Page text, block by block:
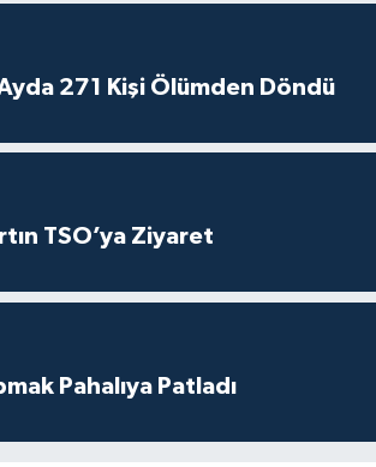
271 Kişi Ölümden Döndü
TSO’ya Ziyaret
Pahalıya Patladı